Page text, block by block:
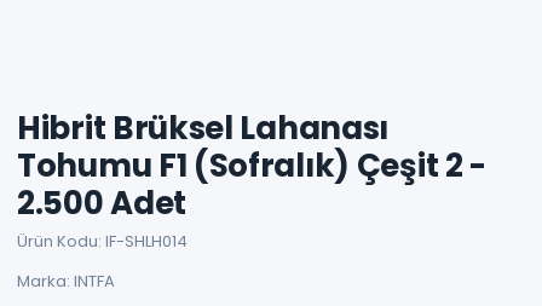
Hibrit Brüksel Lahanası
Tohumu F1 (Sofralık) Çeşit 2 -
2.500 Adet
Ürün Kodu: IF-SHLH014
Marka: INTFA